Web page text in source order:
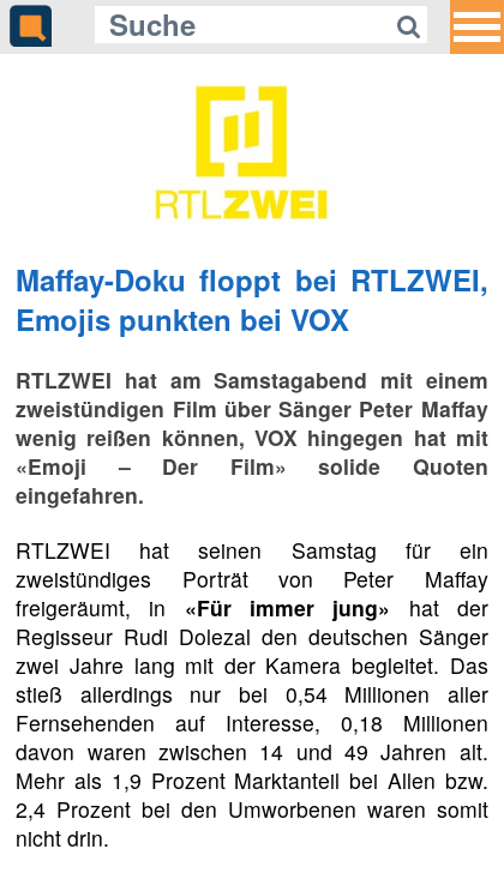
Maffay-Doku floppt bei RTLZWEI,
Emojis punkten bei VOX
RTLZWEI hat am Samstagabend mit einem
zweistündigen Film über Sänger Peter Maffay
wenig reißen können, VOX hingegen hat mit
«Emoji – Der Film» solide Quoten
eingefahren.
RTLZWEI hat seinen Samstag für ein
zweistündiges Porträt von Peter Maffay
freigeräumt, in «Für immer jung» hat der
Regisseur Rudi Dolezal den deutschen Sänger
zwei Jahre lang mit der Kamera begleitet. Das
stieß allerdings nur bei 0,54 Millionen aller
Fernsehenden auf Interesse, 0,18 Millionen
davon waren zwischen 14 und 49 Jahren alt.
Mehr als 1,9 Prozent Marktanteil bei Allen bzw.
2,4 Prozent bei den Umworbenen waren somit
nicht drin.